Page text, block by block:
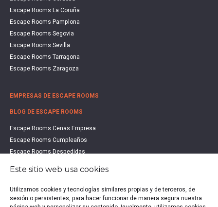
Escape Rooms La Coruña
Escape Rooms Pamplona
Escape Rooms Segovia
Escape Rooms Sevilla
Escape Rooms Tarragona
Escape Rooms Zaragoza
EMPRESAS DE ESCAPE ROOMS
BLOG DE ESCAPE ROOMS
Escape Rooms Cenas Empresa
Escape Rooms Cumpleaños
Escape Rooms Despedidas
Escape Rooms Familias
Escape Rooms Halloween
Escape Rooms San Valentín
Este sitio web usa cookies
Utilizamos cookies y tecnologías similares propias y de terceros, de
sesión o persistentes, para hacer funcionar de manera segura nuestra